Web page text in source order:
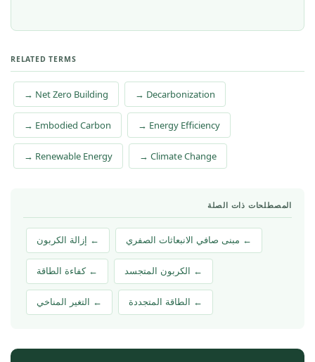
RELATED TERMS
→ Net Zero Building → Decarbonization
→ Embodied Carbon → Energy Efficiency
→ Renewable Energy → Climate Change
المصطلحات ذات الصلة
← مبنى صافي الانبعاثات الصفري ← إزالة الكربون
← الكربون المتجسد ← كفاءة الطاقة
← الطاقة المتجددة ← التغير المناخي